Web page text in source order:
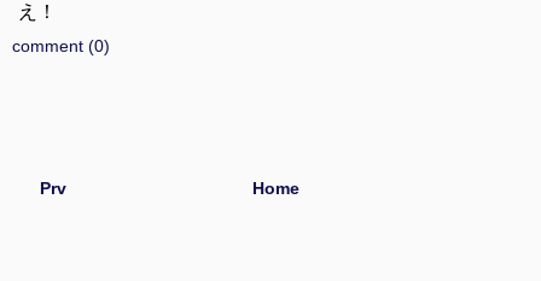
え！
comment (0)
Prv Home